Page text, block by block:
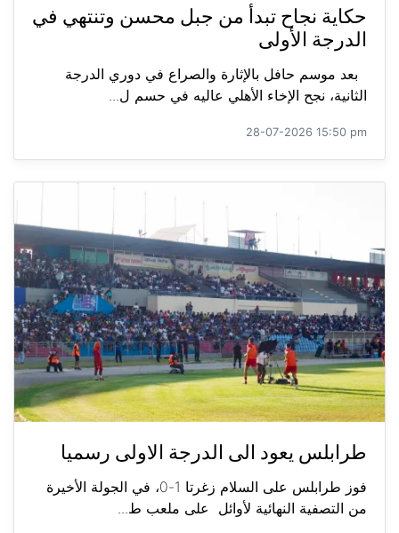
حكاية نجاح تبدأ من جبل محسن وتنتهي في
الدرجة الأولى
بعد موسم حافل بالإثارة والصراع في دوري الدرجة
الثانية، نجح الإخاء الأهلي عاليه في حسم ل...
28-07-2026 15:50 pm
طرابلس يعود الى الدرجة الاولى رسميا
فوز طرابلس على السلام زغرتا 1-0، في الجولة الأخيرة
من التصفية النهائية لأوائل على ملعب ط...